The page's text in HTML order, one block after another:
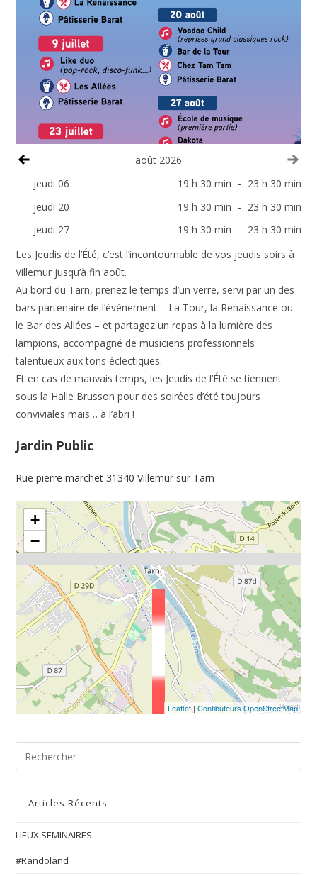
août 2026
jeudi 06 19 h 30 min - 23 h 30 min
jeudi 20
19 h 30 min - 23 h 30 min
jeudi 27
19 h 30 min - 23 h 30 min
Les Jeudis de l’Été, c’est l’incontournable de vos jeudis soirs à
Villemur jusqu’à fin août.
Au bord du Tarn, prenez le temps d’un verre, servi par un des
bars partenaire de l’événement – La Tour, la Renaissance ou
le Bar des Allées – et partagez un repas à la lumière des
lampions, accompagné de musiciens professionnels
talentueux aux tons éclectiques.
Et en cas de mauvais temps, les Jeudis de l’Été se tiennent
sous la Halle Brusson pour des soirées d’été toujours
conviviales mais… à l’abri !
Jardin Public
Rue pierre marchet 31340 Villemur sur Tarn
+
−
Leaflet| Contibuteurs OpenStreetMap
Articles Récents
LIEUX SEMINAIRES
#Randoland